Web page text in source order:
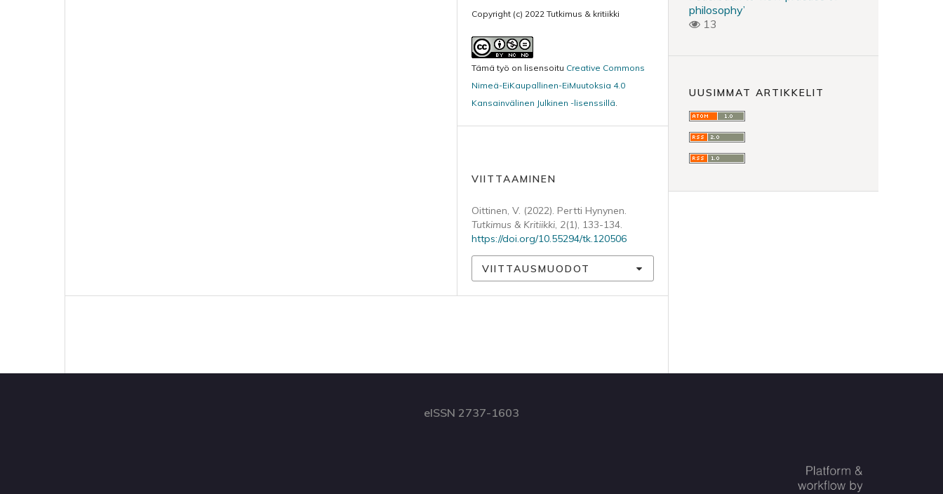
Copyright (c) 2022 Tutkimus & kritiikki
Tämä työ on lisensoitu Creative Commons
Nimeä-EiKaupallinen-EiMuutoksia 4.0
Kansainvälinen Julkinen -lisenssillä.
VIITTAAMINEN
Oittinen, V. (2022). Pertti Hynynen.
Tutkimus & Kritiikki, 2(1), 133-134.
https://doi.org/10.55294/tk.120506
VIITTAUSMUODOT
philosophy’
13
UUSIMMAT ARTIKKELIT
eISSN 2737-1603